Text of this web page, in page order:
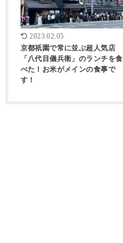
2023.02.05
京都祇園で常に並ぶ超人気店
「八代目儀兵衛」のランチを食
べた！お米がメインの食事で
す！